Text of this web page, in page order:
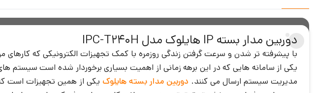
دوربین مدار بسته IP هایلوک مدل IPC-T240H
با پیشرفته تر شدن و سرعت گرفتن زندگی روزمره با کمک تجهیزات الکترونیکی که
مدیریت سیستم ارسال می کنند. دوربین مدار بسته هایلوک یکی از همین تجهیزات است که